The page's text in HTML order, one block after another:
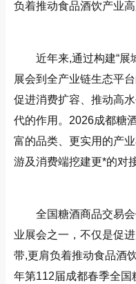
负着推动食品酒饮产业
近年来,通过构建“展
展会到全产业链生态平
促进消费扩容、推动高
代的作用。2026成都糖
富的品类、更实用的产
游及消费端挖建更*的对
全国糖酒商品交易
业展会之一，不仅是促
带,更肩负着推动食品酒
年第112届成都春季全